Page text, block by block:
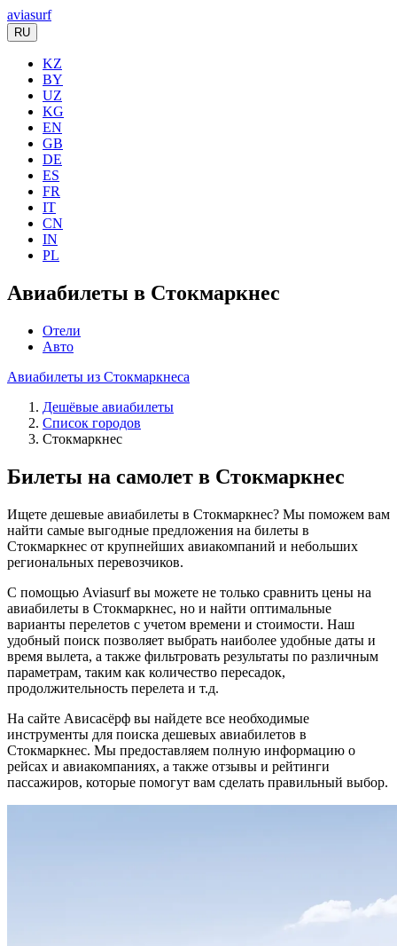
aviasurf
RU
KZ
BY
UZ
KG
EN
GB
DE
ES
FR
IT
CN
IN
PL
Авиабилеты в Стокмаркнес
Отели
Авто
Авиабилеты из Стокмаркнеса
Дешёвые авиабилеты
Список городов
Стокмаркнес
Билеты на самолет в Стокмаркнес
Ищете дешевые авиабилеты в Стокмаркнес? Мы поможем вам
найти самые выгодные предложения на билеты в
Стокмаркнес от крупнейших авиакомпаний и небольших
региональных перевозчиков.
С помощью Aviasurf вы можете не только сравнить цены на
авиабилеты в Стокмаркнес, но и найти оптимальные
варианты перелетов с учетом времени и стоимости. Наш
удобный поиск позволяет выбрать наиболее удобные даты и
время вылета, а также фильтровать результаты по различным
параметрам, таким как количество пересадок,
продолжительность перелета и т.д.
На сайте Ависасёрф вы найдете все необходимые
инструменты для поиска дешевых авиабилетов в
Стокмаркнес. Мы предоставляем полную информацию о
рейсах и авиакомпаниях, а также отзывы и рейтинги
пассажиров, которые помогут вам сделать правильный выбор.